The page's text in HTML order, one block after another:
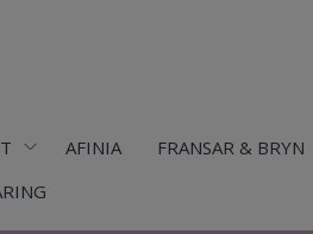
AFINIA FRANSAR & BRYN